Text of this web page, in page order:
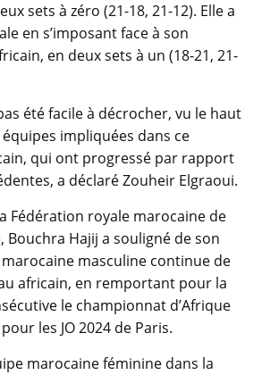
sets à zéro (21-18, 21-12). Elle a
en s’imposant face à son
en deux sets à un (18-21, 21-
été facile à décrocher, vu le haut
impliquées dans ce
qui ont progressé par rapport
a déclaré Zouheir Elgraoui.
Fédération royale marocaine de
Bouchra Hajij a souligné de son
marocaine masculine continue de
africain, en remportant pour la
le championnat d’Afrique
les JO 2024 de Paris.
marocaine féminine dans la